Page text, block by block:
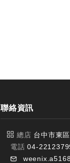
聯絡資訊
總店 台中市東
電話04-